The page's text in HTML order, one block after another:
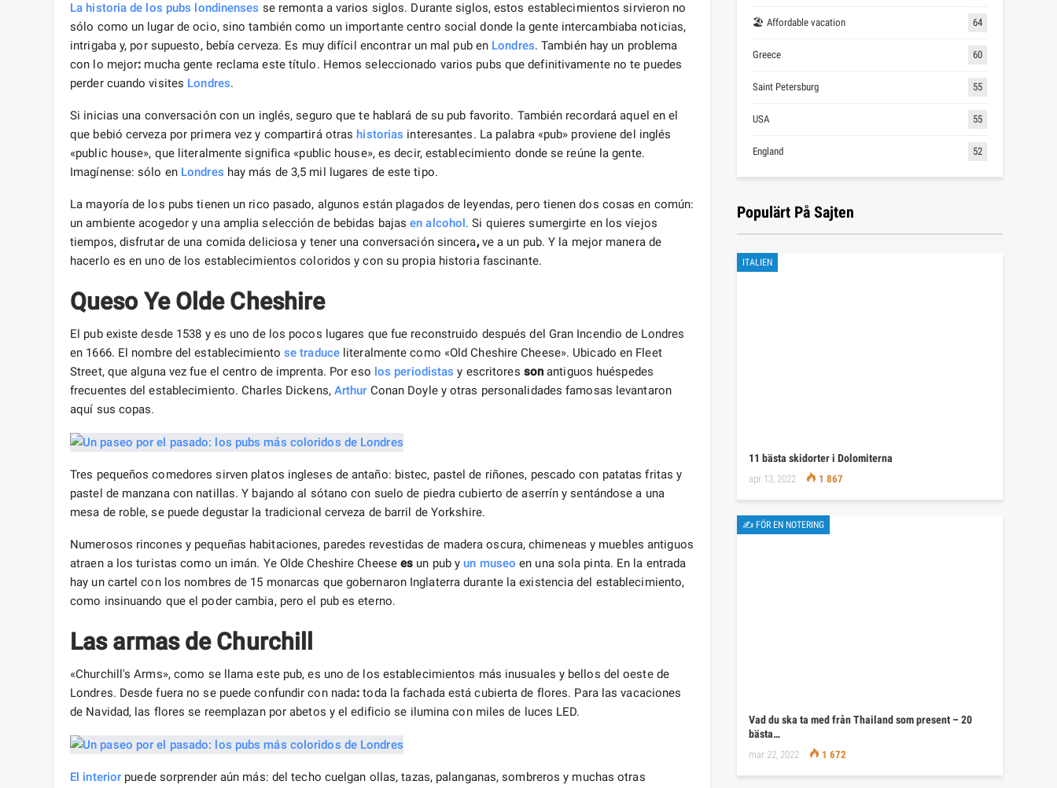
La historia de los pubs londinenses se remonta a varios siglos. Durante siglos, estos establecimientos sirvieron no
sólo como un lugar de ocio, sino también como un importante centro social donde la gente intercambiaba noticias,
intrigaba y, por supuesto, bebía cerveza. Es muy difícil encontrar un mal pub en Londres. También hay un problema
con lo mejor: mucha gente reclama este título. Hemos seleccionado varios pubs que definitivamente no te puedes
perder cuando visites Londres.
Si inicias una conversación con un inglés, seguro que te hablará de su pub favorito. También recordará aquel en el
que bebió cerveza por primera vez y compartirá otras historias interesantes. La palabra «pub» proviene del inglés
«public house», que literalmente significa «public house», es decir, establecimiento donde se reúne la gente.
Imagínense: sólo en Londres hay más de 3,5 mil lugares de este tipo.
La mayoría de los pubs tienen un rico pasado, algunos están plagados de leyendas, pero tienen dos cosas en común:
un ambiente acogedor y una amplia selección de bebidas bajasen alcohol. Si quieres sumergirte en los viejos
tiempos, disfrutar de una comida deliciosa y tener una conversación sincera,ve a un pub. Y la mejor manera de
hacerlo es en uno de los establecimientos coloridos y con su propia historia fascinante.
Queso Ye Olde Cheshire
El pub existe desde 1538 y es uno de los pocos lugares que fue reconstruido después del Gran Incendio de Londres
en 1666. El nombre del establecimiento se traduceliteralmente como «Old Cheshire Cheese». Ubicado en Fleet
Street, que alguna vez fue el centro de imprenta. Por eso los periodistas y escritores son antiguos huéspedes
frecuentes del establecimiento. Charles Dickens, Arthur Conan Doyle y otras personalidades famosas levantaron
aquí sus copas.
Tres pequeños comedores sirven platos ingleses de antaño: bistec, pastel de riñones, pescado con patatas fritas y
pastel de manzana con natillas. Y bajando al sótano con suelo de piedra cubierto de aserrín y sentándose a una
mesa de roble, se puede degustar la tradicional cerveza de barril de Yorkshire.
Numerosos rincones y pequeñas habitaciones, paredes revestidas de madera oscura, chimeneas y muebles antiguos
atraen a los turistas como un imán. Ye Olde Cheshire Cheesees un pub yun museo en una sola pinta. En la entrada
hay un cartel con los nombres de 15 monarcas que gobernaron Inglaterra durante la existencia del establecimiento,
como insinuando que el poder cambia, pero el pub es eterno.
Las armas de Churchill
«Churchill's Arms», como se llama este pub, es uno de los establecimientos más inusuales y bellos del oeste de
Londres. Desde fuera no se puede confundir con nada: toda la fachada está cubierta de flores. Para las vacaciones
de Navidad, las flores se reemplazan por abetos y el edificio se ilumina con miles de luces LED.
El interior puede sorprender aún más: del techo cuelgan ollas, tazas, palanganas, sombreros y muchas otras
🏖 Affordable vacation 64
Greece 60
Saint Petersburg 55
USA 55
England 52
Populärt På Sajten
ITALIEN
11 bästa skidorter i Dolomiterna
apr 13, 2022 1 867
✍ FÖR EN NOTERING
Vad du ska ta med från Thailand som present – 20
bästa…
mar 22, 2022 1 672